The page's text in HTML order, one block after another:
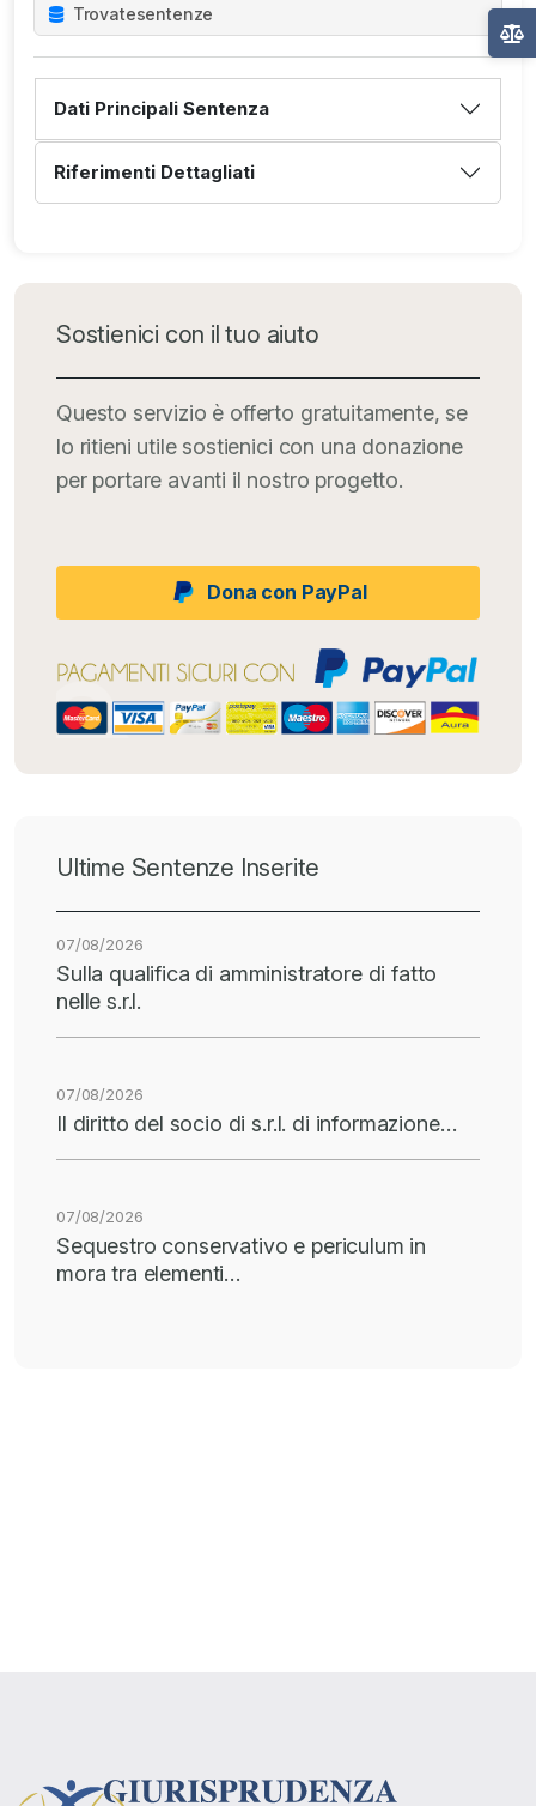
Trovatesentenze
Dati Principali Sentenza
Riferimenti Dettagliati
Sostienici con il tuo aiuto
Questo servizio è offerto gratuitamente, se
lo ritieni utile sostienici con una donazione
per portare avanti il nostro progetto.
Dona con PayPal
Ultime Sentenze Inserite
07/08/2026
Sulla qualifica di amministratore di fatto
nelle s.r.l.
07/08/2026
Il diritto del socio di s.r.l. di informazione…
07/08/2026
Sequestro conservativo e periculum in
mora tra elementi…